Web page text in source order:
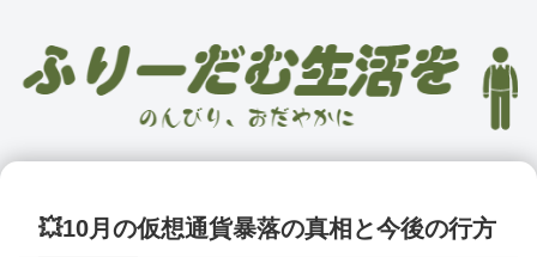
💥10月の仮想通貨暴落の真相と今後の行方